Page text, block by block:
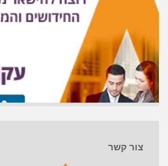
צור קשר